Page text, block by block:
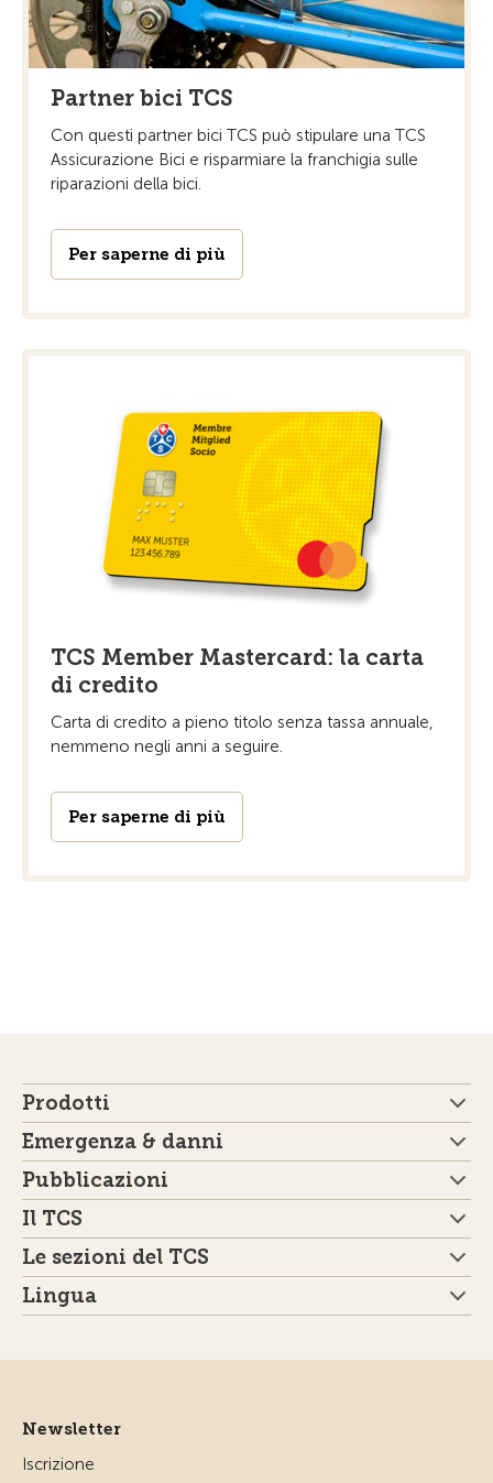
Partner bici TCS
Con questi partner bici TCS può stipulare una TCS
Assicurazione Bici e risparmiare la franchigia sulle
riparazioni della bici.
Per saperne di più
TCS Member Mastercard: la carta
di credito
Carta di credito a pieno titolo senza tassa annuale,
nemmeno negli anni a seguire.
Per saperne di più
Prodotti
Emergenza & danni
Pubblicazioni
Il TCS
Le sezioni del TCS
Lingua
Newsletter
Iscrizione